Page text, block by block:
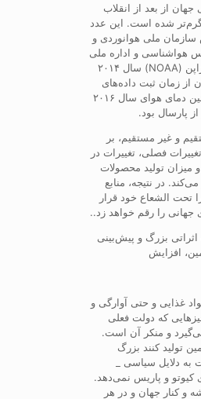
از بعد از انقلاب
گرم‌تر شده است. این عدد
ملی هوانوردی و
هواشناسی و اداره ملی
اتمسفر و اقیانوس‌شناسی ژاپن (NOAA) سال ۲۰۱۴
از زمان ثبت داده‌های
هواشناسی اعلام کنند. همچنین دمای هوای سال ۲۰۱۶
و غیر مستقیم، بر
فصلی، تغییرات در
میزان تولید محصولات
در نتیجه، منابع
تحت الشعاع خود قرار
را رقم خواهد زد..
بزرگ و پیش‌بینی
افزایش
غذایی و حتی آوارگی و
که دولت فعلی
و منکر آن است.
تولید کنند بزرگ
دلایل سیاسی _
کیوتو و پاریس نمی‌دهد.
و کنار جهان و در هر